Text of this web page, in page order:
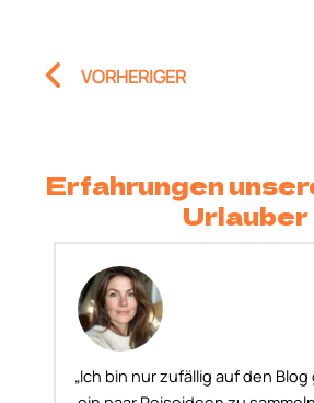
Prev
VORHERIGER
Erfahrungen
Urlauber
„Ich bin nur zufällig auf den